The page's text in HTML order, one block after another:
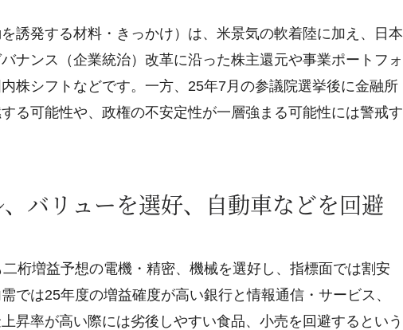
誘発する材料・きっかけ）は、米景気の軟着陸に加え、日本
ナンス（企業統治）改革に沿った株主還元や事業ポートフォ
株シフトなどです。一方、25年7月の参議院選挙後に金融所
る可能性や、政権の不安定性が一層強まる可能性には警戒す
バリューを選好、自動車などを回避
桁増益予想の電機・精密、機械を選好し、指標面では割安
では25年度の増益確度が高い銀行と情報通信・サービス、
昇率が高い際には劣後しやすい食品、小売を回避するという